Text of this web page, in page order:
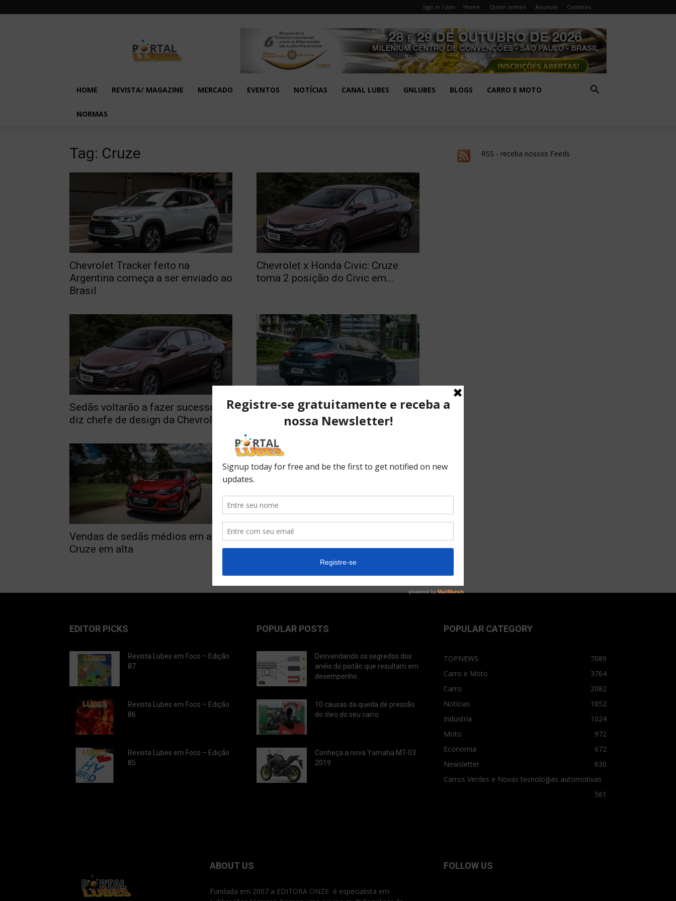
Sign in / Join Home Quem somos Anuncie Contatos
em
Foco
HOME REVISTA/ MAGAZINE MERCADO EVENTOS NOTÍCIAS CANAL LUBES GNLUBES BLOGS CARRO E MOTO
NORMAS
Tag: Cruze
Chevrolet Tracker feito na
Argentina começa a ser enviado ao
Brasil
Chevrolet x Honda Civic: Cruze
toma 2 posição do Civic em...
Sedãs voltarão a fazer sucesso,
diz chefe de design da Chevrolet
Hatches médios próximos da
extinção?
Vendas de sedãs médios em abril:
Cruze em alta
Corolla mais do que dobra vendas
do Civic em maio
RSS - receba nossos Feeds
EDITOR PICKS
Revista Lubes em Foco – Edição
87
Revista Lubes em Foco – Edição
86
Revista Lubes em Foco – Edição
85
POPULAR POSTS
Desvendando os segredos dos
anéis do pistão que resultam em
desempenho...
10 causas da queda de pressão
do óleo do seu carro
Conheça a nova Yamaha MT-03
2019
POPULAR CATEGORY
TOPNEWS
7089
Carro e Moto
3764
Carro
2082
Notícias
1852
Indústria
1024
Moto
972
Economia
672
Newsletter
630
Carros Verdes e Novas tecnologias automotivas
561
ABOUT US
Fundada em 2007 a EDITORA ONZE é especialista em
FOLLOW US